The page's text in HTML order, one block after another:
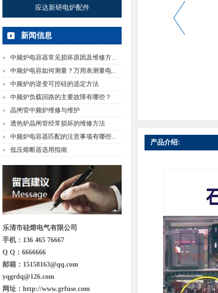
应达新研电炉配件
新闻信息
中频炉电容器常见损坏原因及维修方...
中频炉电容如何测量？万用表测量电...
中频炉的逆变可控硅的选定方法
中频炉负载回路的主要故障有哪些？
晶闸管中频炉维修与维护
透热炉晶闸管经常损坏的维修方法
中频炉电容器匹配的注意事项有哪些...
低压熔断器选用指南
乐清市硅熔电气有限公司
手机：136 465 76667
Q Q：6666666
邮箱：15158163@qq.com
yqgrdq@126.com
网址：http://www.grfuse.com
产品介绍: